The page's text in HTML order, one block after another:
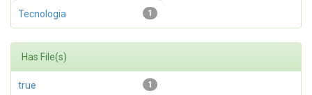
1
Tecnologia
Has File(s)
1
true